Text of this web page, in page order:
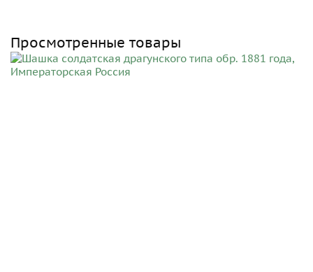
Просмотренные товары